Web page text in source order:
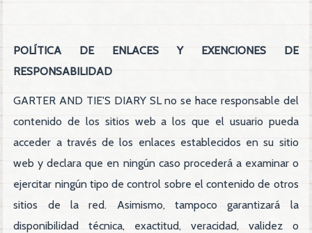
POLÍTICA DE ENLACES Y EXENCIONES DE
RESPONSABILIDAD
GARTER AND TIE'S DIARY SL no se hace responsable del
contenido de los sitios web a los que el usuario pueda
acceder a través de los enlaces establecidos en su sitio
web y declara que en ningún caso procederá a examinar o
ejercitar ningún tipo de control sobre el contenido de otros
sitios de la red. Asimismo, tampoco garantizará la
disponibilidad técnica, exactitud, veracidad, validez o